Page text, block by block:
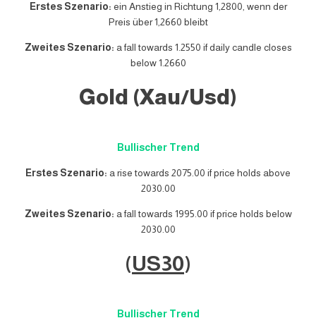
Erstes Szenario: ein Anstieg in Richtung 1,2800, wenn der
Preis über 1,2660 bleibt
Zweites Szenario: a fall towards 1.2550 if daily candle closes
below 1.2660
Gold (Xau/Usd)
Bullischer Trend
Erstes Szenario: a rise towards 2075.00 if price holds above
2030.00
Zweites Szenario: a fall towards 1995.00 if price holds below
2030.00
(US30)
Bullischer Trend